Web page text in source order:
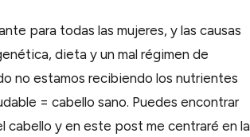
para todas las mujeres, y las causas
dieta y un mal régimen de
no estamos recibiendo los nutrientes
= cabello sano. Puedes encontrar
cabello y en este post me centraré en la